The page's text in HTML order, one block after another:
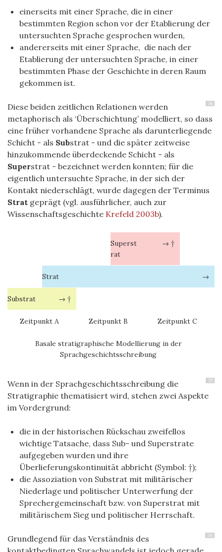
einerseits mit einer Sprache, die in einer
bestimmten Region schon vor der Etablierung der
untersuchten Sprache gesprochen wurden,
andererseits mit einer Sprache, die nach der
Etablierung der untersuchten Sprache, in einer
bestimmten Phase der Geschichte in deren Raum
gekommen ist.
34
Diese beiden zeitlichen Relationen werden
metaphorisch als ‘Überschichtung’ modelliert, so dass
eine früher vorhandene Sprache als darunterliegende
Schicht - als Substrat - und die später zeitweise
hinzukommende überdeckende Schicht - als
Superstrat - bezeichnet werden konnten; für die
eigentlich untersuchte Sprache, in der sich der
Kontakt niederschlägt, wurde dagegen der Terminus
Strat geprägt (vgl. ausführlicher, auch zur
Wissenschaftsgeschichte Krefeld 2003b).
Superst
rat
→ †
Strat →
Substrat → †
Zeitpunkt A Zeitpunkt B Zeitpunkt C
Basale stratigraphische Modellierung in der
Sprachgeschichtsschreibung
35
Wenn in der Sprachgeschichtsschreibung die
Stratigraphie thematisiert wird, stehen zwei Aspekte
im Vordergrund:
die in der historischen Rückschau zweifellos
wichtige Tatsache, dass Sub- und Superstrate
aufgegeben wurden und ihre
Überlieferungskontinuität abbricht (Symbol: †);
die Assoziation von Substrat mit militärischer
Niederlage und politischer Unterwerfung der
Sprechergemeinschaft bzw. von Superstrat mit
militärischem Sieg und politischer Herrschaft.
36
Grundlegend für das Verständnis des